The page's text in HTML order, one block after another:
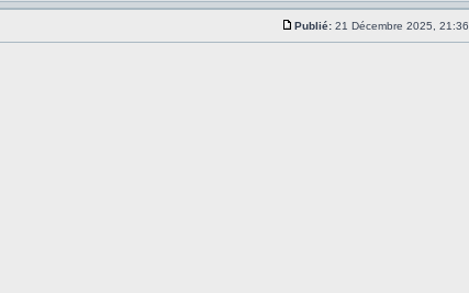
Publié:21 Décembre 2025, 21:36